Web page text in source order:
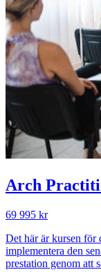
Arch
69 995 kr
Det här är kursen för
implementera den
prestation genom att